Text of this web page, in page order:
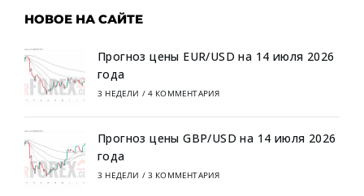
НОВОЕ НА САЙТЕ
Прогноз цены EUR/USD на 14 июля 2026
года
3 НЕДЕЛИ / 4 КОММЕНТАРИЯ
Прогноз цены GBP/USD на 14 июля 2026
года
3 НЕДЕЛИ / 3 КОММЕНТАРИЯ